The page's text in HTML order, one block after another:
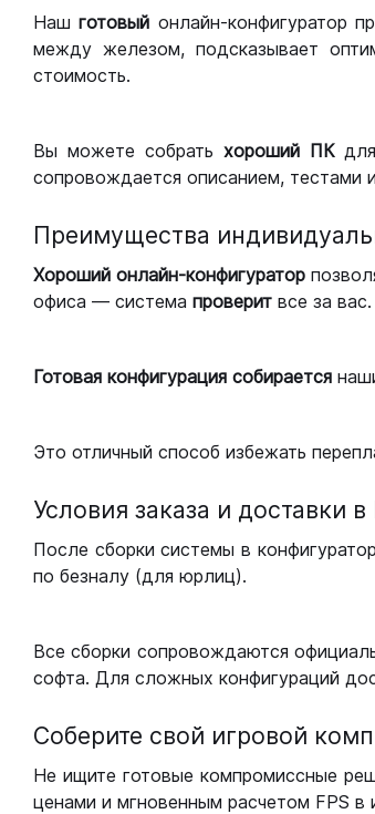
Нашготовый онлайн-конфигуратор
между железом, подсказывает
стоимость.
Вы можете собрать хороший ПК
сопровождается описанием, тестами
Преимущества
Хороший онлайн-конфигуратор
офиса — система проверит все за вас.
Готовая конфигурация собирается
Это отличный способ избежать
Условия заказа и доставки
После сборки системы в
по безналу (для юрлиц).
Все сборки сопровождаются
софта. Для сложных конфигураций
Соберите свой игровой
Не ищите готовые компромиссные
ценами и мгновенным расчетом FPS в